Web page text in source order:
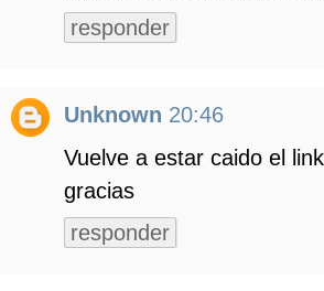
responder
Unknown 20:46
Vuelve a estar caido el
gracias
responder